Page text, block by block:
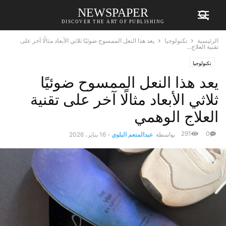
NEWSPAPER
DISCOVER THE ART OF PUBLISHING
الرئيسية تكنولوجيا
يعد هذا النعل الممسوح ضوئيًا ثلاثي الأبعاد مثالًا آخر على
تقنية العلاج...
تكنولوجيا
يعد هذا النعل الممسوح ضوئيًا
ثلاثي الأبعاد مثالًا آخر على تقنية
العلاج الوهمي
بواسطة عبدالمنعم البلوي - 16 يناير، 2026 0
291